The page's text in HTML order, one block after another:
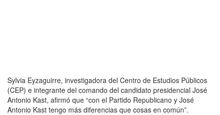
Sylvia Eyzaguirre, investigadora del Centro de Estudios Públicos
(CEP) e integrante del comando del candidato presidencial José
Antonio Kast, afirmó que “con el Partido Republicano y José
Antonio Kast tengo más diferencias que cosas en común”.